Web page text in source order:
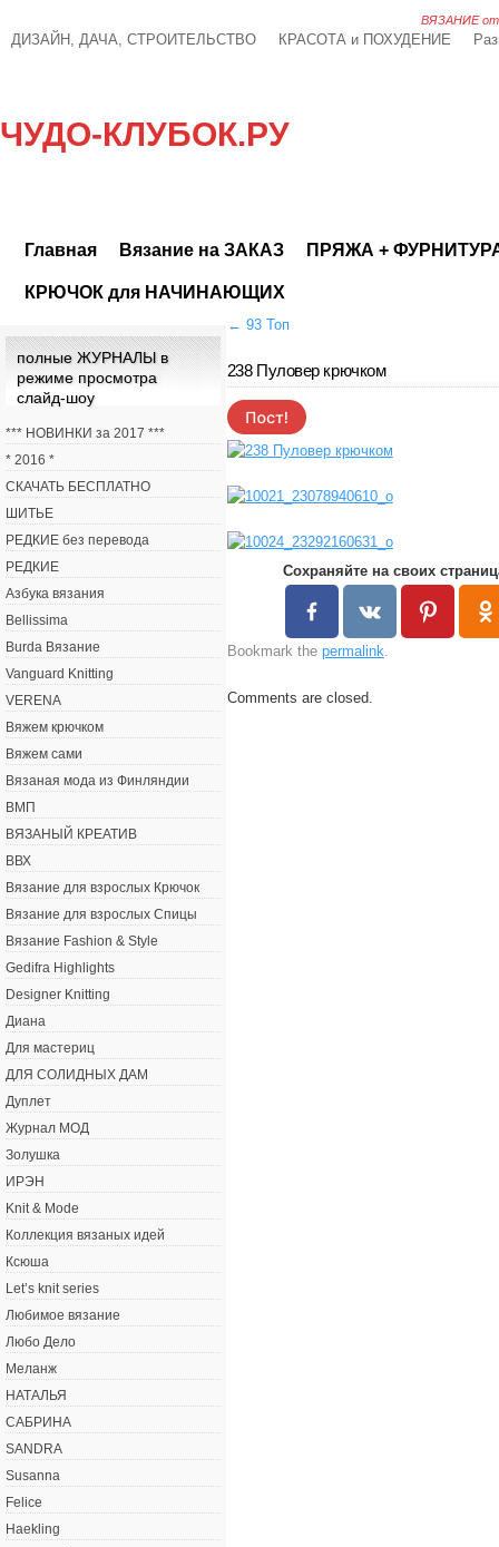
ВЯЗАНИЕ от
ДИЗАЙН, ДАЧА, СТРОИТЕЛЬСТВО КРАСОТА и ПОХУДЕНИЕ
ЧУДО-КЛУБОК.РУ
Главная Вязание на ЗАКАЗ ПРЯЖА +
КРЮЧОК для НАЧИНАЮЩИХ
← 93 Топ
238 Пуловер крючком
Сохраняйте на своих
Bookmark the permalink.
Comments are closed.
полные ЖУРНАЛЫ в
режиме просмотра
слайд-шоу
*** НОВИНКИ за 2017 ***
* 2016 *
СКАЧАТЬ БЕСПЛАТНО
ШИТЬЕ
РЕДКИЕ без перевода
РЕДКИЕ
Азбука вязания
Bellissima
Burda Вязание
Vanguard Knitting
VERENA
Вяжем крючком
Вяжем сами
Вязаная мода из Финляндии
ВМП
ВЯЗАНЫЙ КРЕАТИВ
ВВХ
Вязание для взрослых Крючок
Вязание для взрослых Спицы
Вязание Fashion & Style
Gedifra Highlights
Designer Knitting
Диана
Для мастериц
ДЛЯ СОЛИДНЫХ ДАМ
Дуплет
Журнал МОД
Золушка
ИРЭН
Knit & Mode
Коллекция вязаных идей
Ксюша
Let’s knit series
Любимое вязание
Любо Дело
Меланж
НАТАЛЬЯ
САБРИНА
SANDRA
Susanna
Felice
Haekling